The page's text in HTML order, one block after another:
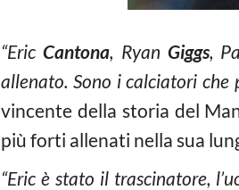
“EricCantona, RyanGiggs,
allenato. Sono i calciatori
vincente della storia del
più forti allenati nella sua
“Eric è stato il trascinatore,